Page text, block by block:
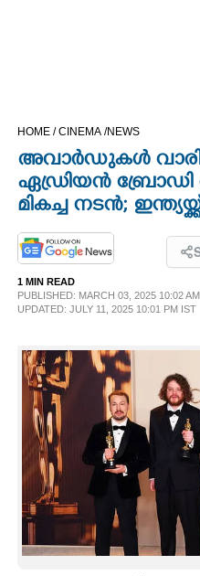
CINEMA
OPINION
PHOTOS
LIFESTYLE
INFO+
ART
ASTRO
CARTOONS
HOME /CINEMA /NEWS
അവാ‌‌‌ർഡുകൾ
ഏഡ്രിയൻ
മികച്ച നടൻ;
1 MIN READ
PUBLISHED: MARCH 03, 2025 10:02
UPDATED: JULY 11, 2025 10:01 PM IST